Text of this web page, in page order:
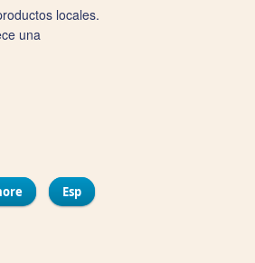
locales.
una
about Mare
Esp